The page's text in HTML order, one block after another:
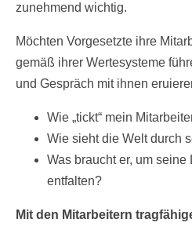
zunehmend wichtig.
Möchten Vorgesetzte ihre
gemäß ihrer Wertesysteme
und Gespräch mit ihnen
Wie „tickt“ mein
Wie sieht die Welt durch
Was braucht er, um
entfalten?
Mit den Mitarbeitern